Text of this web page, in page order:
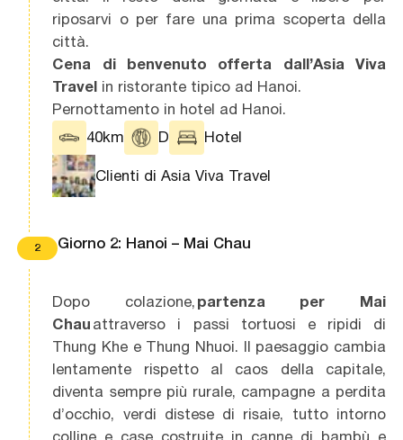
riposarvi o per fare una prima scoperta della
città.
Cena di benvenuto offerta dall’Asia Viva
Travel in ristorante tipico ad Hanoi.
Pernottamento in hotel ad Hanoi.
40km
D Hotel
Clienti di Asia Viva Travel
2 Giorno 2: Hanoi – Mai Chau
Dopo colazione, partenza per Mai
Chau attraverso i passi tortuosi e ripidi di
Thung Khe e Thung Nhuoi. Il paesaggio cambia
lentamente rispetto al caos della capitale,
diventa sempre più rurale, campagne a perdita
d’occhio, verdi distese di risaie, tutto intorno
colline e case costruite in canne di bambù e